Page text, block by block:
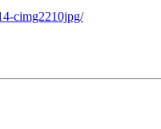
cimg2210jpg/